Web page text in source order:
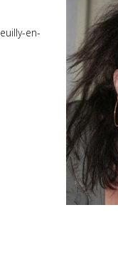
en-